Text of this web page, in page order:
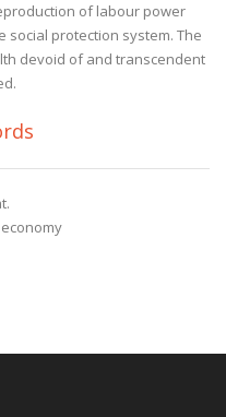
of labour power
protection system. The
devoid of and transcendent